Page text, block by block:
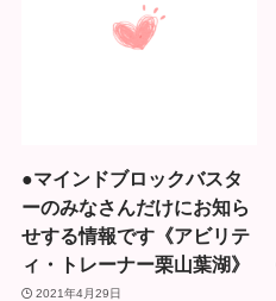
●マインドブロックバスタ
ーのみなさんだけにお知ら
せする情報です《アビリテ
ィ・トレーナー栗山葉湖》
2021年4月29日